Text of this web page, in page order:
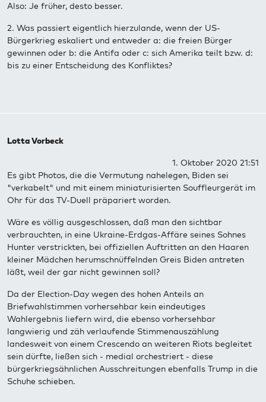
Also: Je früher, desto besser.
2. Was passiert eigentlich hierzulande, wenn der US-
Bürgerkrieg eskaliert und entweder a: die freien Bürger
gewinnen oder b: die Antifa oder c: sich Amerika teilt bzw. d:
bis zu einer Entscheidung des Konfliktes?
Lotta Vorbeck
1. Oktober 2020 21:51
Es gibt Photos, die die Vermutung nahelegen, Biden sei
"verkabelt" und mit einem miniaturisierten Souffleurgerät im
Ohr für das TV-Duell präpariert worden.
Wäre es völlig ausgeschlossen, daß man den sichtbar
verbrauchten, in eine Ukraine-Erdgas-Affäre seines Sohnes
Hunter verstrickten, bei offiziellen Auftritten an den Haaren
kleiner Mädchen herumschnüffelnden Greis Biden antreten
läßt, weil der gar nicht gewinnen soll?
Da der Election-Day wegen des hohen Anteils an
Briefwahlstimmen vorhersehbar kein eindeutiges
Wahlergebnis liefern wird, die ebenso vorhersehbar
langwierig und zäh verlaufende Stimmenauszählung
landesweit von einem Crescendo an weiteren Riots begleitet
sein dürfte, ließen sich - medial orchestriert - diese
bürgerkriegsähnlichen Ausschreitungen ebenfalls Trump in die
Schuhe schieben.